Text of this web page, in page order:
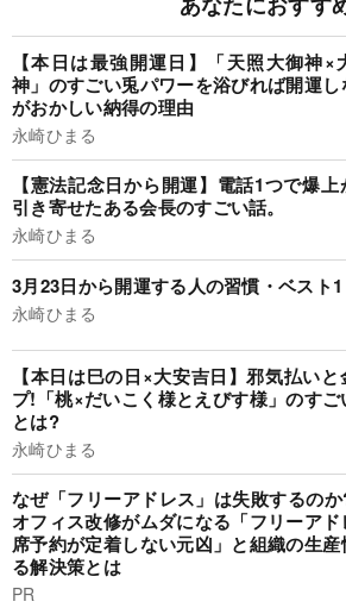
【本日は最強開運日】「天照大御神×
神」のすごい兎パワーを浴びれば開運し
がおかしい納得の理由
永崎ひまる
【憲法記念日から開運】電話1つで爆
引き寄せたある会長のすごい話。
永崎ひまる
3月23日から開運する人の習慣・ベスト1
永崎ひまる
【本日は巳の日×大安吉日】邪気払いと
プ!「桃×だいこく様とえびす様」のす
とは?
永崎ひまる
なぜ「フリーアドレス」は失敗するの
オフィス改修がムダになる「フリーア
席予約が定着しない元凶」と組織の生
る解決策とは
PR